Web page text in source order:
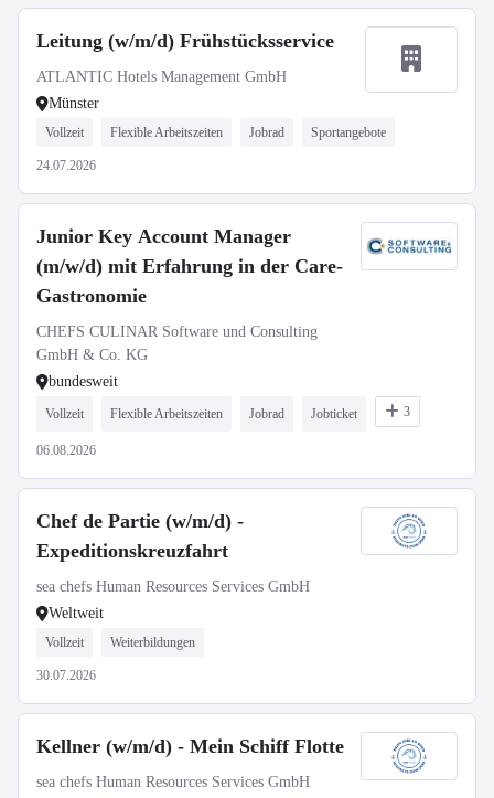
Leitung (w/m/d) Frühstücksservice
ATLANTIC Hotels Management GmbH
Münster
Vollzeit Flexible Arbeitszeiten Jobrad Sportangebote
24.07.2026
Junior Key Account Manager
(m/w/d) mit Erfahrung in der Care-
Gastronomie
CHEFS CULINAR Software und Consulting
GmbH & Co. KG
bundesweit
Vollzeit Flexible Arbeitszeiten Jobrad Jobticket 3
06.08.2026
Chef de Partie (w/m/d) -
Expeditionskreuzfahrt
sea chefs Human Resources Services GmbH
Weltweit
Vollzeit Weiterbildungen
30.07.2026
Kellner (w/m/d) - Mein Schiff Flotte
sea chefs Human Resources Services GmbH